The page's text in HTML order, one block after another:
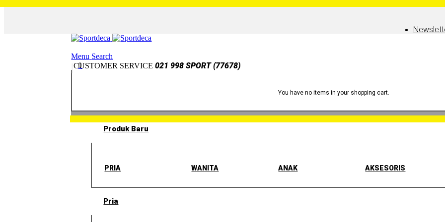
CUSTOMER SERVICE021 998 SPORT (77678)
Menu Search
0
You have no items in your shopping cart.
Produk Baru
PRIA WANITA ANAK AKSESORIS
Pria